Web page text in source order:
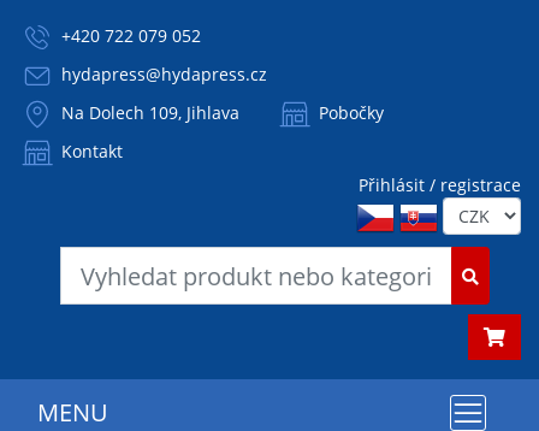
+420 722 079 052
hydapress@hydapress.cz
Na Dolech 109, Jihlava
Pobočky
Kontakt
Přihlásit / registrace
MENU